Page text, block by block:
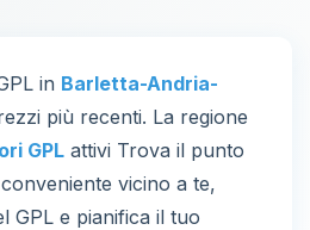
in Barletta-Andria-
più recenti. La regione
GPL attivi Trova il punto
vicino a te,
GPL e pianifica il tuo